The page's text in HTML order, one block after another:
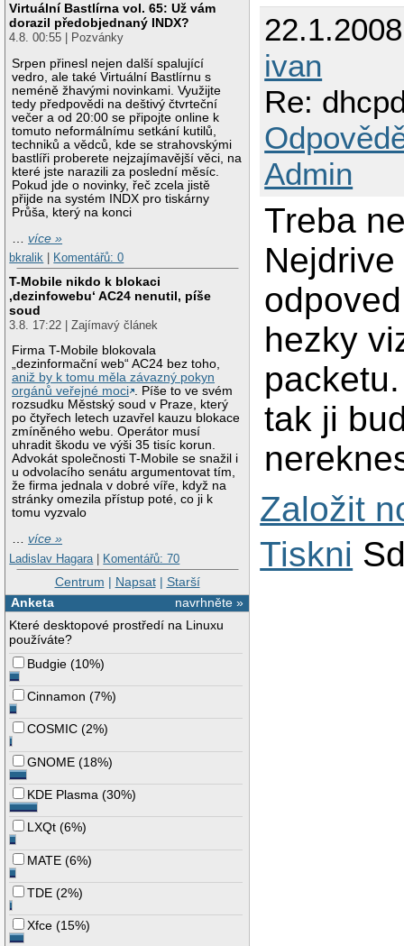
Virtuální Bastlírna vol. 65: Už vám
dorazil předobjednaný INDX?
4.8. 00:55 | Pozvánky
Srpen přinesl nejen další spalující
vedro, ale také Virtuální Bastlírnu s
neméně žhavými novinkami. Využijte
tedy předpovědi na deštivý čtvrteční
večer a od 20:00 se připojte online k
tomuto neformálnímu setkání kutilů,
techniků a vědců, kde se strahovskými
bastlíři proberete nejzajímavější věci, na
které jste narazili za poslední měsíc.
Pokud jde o novinky, řeč zcela jistě
přijde na systém INDX pro tiskárny
Průša, který na konci
…více »
bkralik
Komentářů: 0
T-Mobile nikdo k blokaci
‚dezinfowebu‘ AC24 nenutil, píše
soud
3.8. 17:22 | Zajímavý článek
Firma T-Mobile blokovala
„dezinformační web“ AC24 bez toho,
aniž by k tomu měla závazný pokyn
orgánů veřejné moci . Píše to ve svém
rozsudku Městský soud v Praze, který
po čtyřech letech uzavřel kauzu blokace
zmíněného webu. Operátor musí
uhradit škodu ve výši 35 tisíc korun.
Advokát společnosti T-Mobile se snažil i
u odvolacího senátu argumentovat tím,
že firma jednala v dobré víře, když na
stránky omezila přístup poté, co ji k
tomu vyzvalo
…více »
Ladislav Hagara | Komentářů: 70
Centrum | Napsat| Starší
navrhněte »
Anketa
Které desktopové prostředí na Linuxu
používáte?
Budgie (10%)
Cinnamon (7%)
COSMIC (2%)
GNOME (18%)
KDE Plasma (30%)
LXQt (6%)
MATE (6%)
TDE (2%)
Xfce (15%)
ivan
Re:
Admin
Treba
hezky
tak ji
Založit
Tiskni